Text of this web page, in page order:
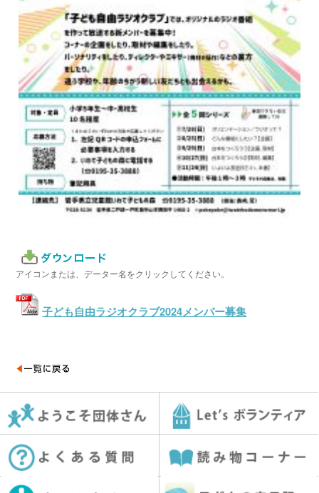
アイコンまたは、データー名をクリックしてください。
子ども自由ラジオクラブ2024メンバー募集